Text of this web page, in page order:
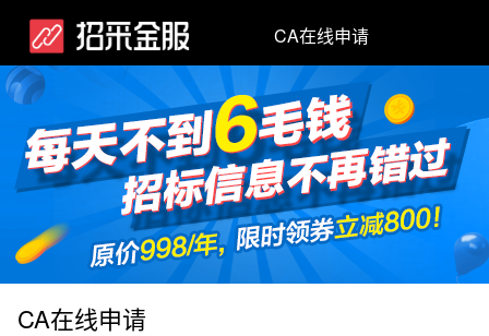
CA在线申请
CA在线申请